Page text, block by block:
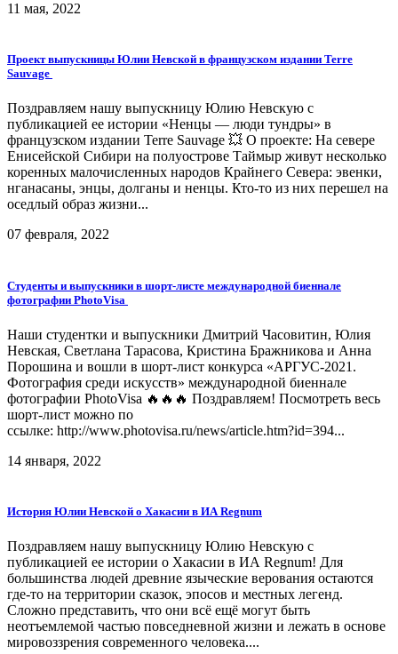
11 мая, 2022
Проект выпускницы Юлии Невской в французском издании Terre
Sauvage
Поздравляем нашу выпускницу Юлию Невскую с
публикацией ее истории «Ненцы — люди тундры» в
французском издании Terre Sauvage 💥 О проекте: На севере
Енисейской Сибири на полуострове Таймыр живут несколько
коренных малочисленных народов Крайнего Севера: эвенки,
нганасаны, энцы, долганы и ненцы. Кто-то из них перешел на
оседлый образ жизни...
07 февраля, 2022
Студенты и выпускники в шорт-листе международной биеннале
фотографии PhotoVisa
Наши студентки и выпускники Дмитрий Часовитин, Юлия
Невская, Светлана Тарасова, Кристина Бражникова и Анна
Порошина и вошли в шорт-лист конкурса «АРГУС-2021.
Фотография среди искусств» международной биеннале
фотографии PhotoVisa 🔥🔥🔥 Поздравляем! Посмотреть весь
шорт-лист можно по
ссылке: http://www.photovisa.ru/news/article.htm?id=394...
14 января, 2022
История Юлии Невской о Хакасии в ИА Regnum
Поздравляем нашу выпускницу Юлию Невскую с
публикацией ее истории о Хакасии в ИА Regnum! Для
большинства людей древние языческие верования остаются
где-то на территории сказок, эпосов и местных легенд.
Сложно представить, что они всё ещё могут быть
неотъемлемой частью повседневной жизни и лежать в основе
мировоззрения современного человека....